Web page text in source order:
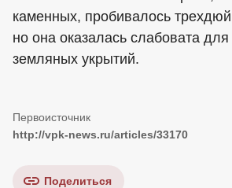
каменных, пробивалось
но она оказалась слабовата
земляных укрытий.
http://vpk-news.ru/articles/33170
Поделиться